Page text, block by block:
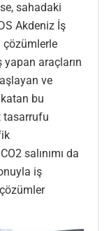
sahadaki
Akdeniz İş
araçların
ve
bu
tasarrufu
salınımı da
iş